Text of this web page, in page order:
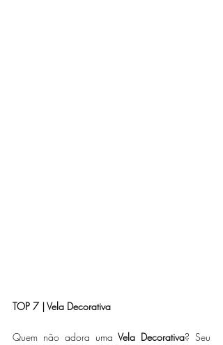
TOP 7 | Vela Decorativa
Quem não adora uma Vela Decorativa? Seu